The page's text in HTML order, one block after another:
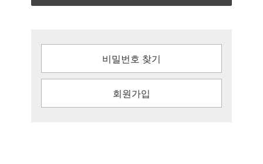
비밀번호 찾기
회원가입